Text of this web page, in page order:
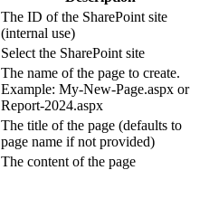
The ID of the SharePoint site
(internal use)
Select the SharePoint site
The name of the page to create.
Example: My-New-Page.aspx or
Report-2024.aspx
The title of the page (defaults to
page name if not provided)
The content of the page